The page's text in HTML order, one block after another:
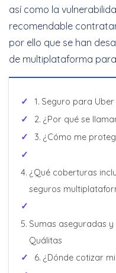
así como la
recomendable
por ello que se han
de multiplataforma
Seguro para
¿Por qué se
¿Cómo me
¿Qué coberturas
seguros
Sumas aseguradas
Quálitas
¿Dónde cotizar